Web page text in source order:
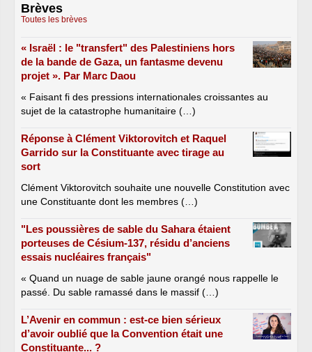
Brèves
Toutes les brèves
« Israël : le "transfert" des Palestiniens hors
de la bande de Gaza, un fantasme devenu
projet ». Par Marc Daou
« Faisant fi des pressions internationales croissantes au
sujet de la catastrophe humanitaire (…)
Réponse à Clément Viktorovitch et Raquel
Garrido sur la Constituante avec tirage au
sort
Clément Viktorovitch souhaite une nouvelle Constitution avec
une Constituante dont les membres (…)
"Les poussières de sable du Sahara étaient
porteuses de Césium-137, résidu d’anciens
essais nucléaires français"
« Quand un nuage de sable jaune orangé nous rappelle le
passé. Du sable ramassé dans le massif (…)
L’Avenir en commun : est-ce bien sérieux
d’avoir oublié que la Convention était une
Constituante... ?